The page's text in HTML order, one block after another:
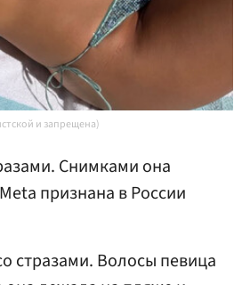
и запрещена)
Снимками она
признана в России
стразами. Волосы певица